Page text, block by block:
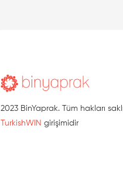
2023 BinYaprak. Tüm hakları
TurkishWIN girişimidir